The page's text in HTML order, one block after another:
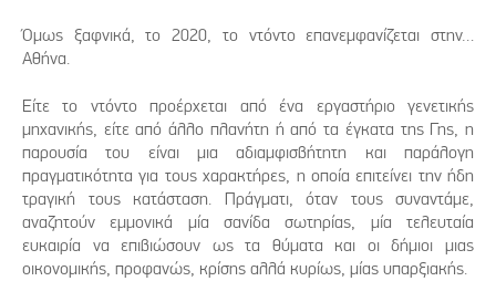
Όμως ξαφνικά, το 2020, το ντόντο επανεμφανίζεται στην…
Αθήνα.
Είτε το ντόντο προέρχεται από ένα εργαστήριο γενετικής
μηχανικής, είτε από άλλο πλανήτη ή από τα έγκατα της Γης, η
παρουσία του είναι μια αδιαμφισβήτητη και παράλογη
πραγματικότητα για τους χαρακτήρες, η οποία επιτείνει την ήδη
τραγική τους κατάσταση. Πράγματι, όταν τους συναντάμε,
αναζητούν εμμονικά μία σανίδα σωτηρίας, μία τελευταία
ευκαιρία να επιβιώσουν ως τα θύματα και οι δήμιοι μιας
οικονομικής, προφανώς, κρίσης αλλά κυρίως, μίας υπαρξιακής.